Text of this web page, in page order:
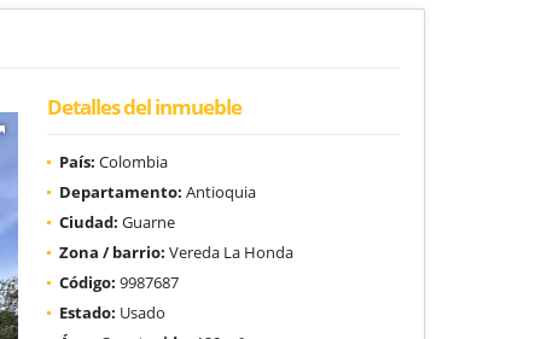
Detalles del inmueble
País: Colombia
Departamento: Antioquia
Ciudad: Guarne
Zona / barrio: Vereda La Honda
Código: 9987687
Estado: Usado